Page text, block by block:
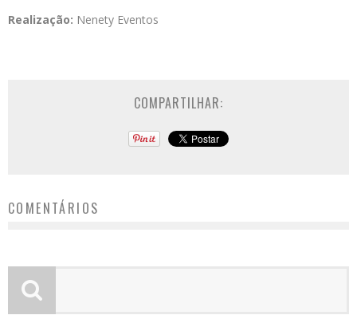
Realização: Nenety Eventos
COMPARTILHAR:
COMENTÁRIOS